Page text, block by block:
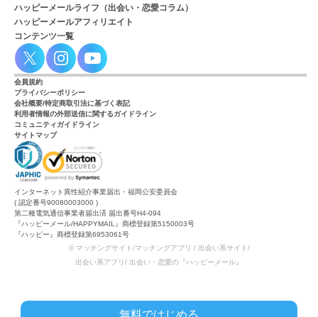
ハッピーメールライフ（出会い・恋愛コラム）
ハッピーメールアフィリエイト
コンテンツ一覧
会員規約
プライバシーポリシー
会社概要/特定商取引法に基づく表記
利用者情報の外部送信に関するガイドライン
コミュニティガイドライン
サイトマップ
インターネット異性紹介事業届出・福岡公安委員会
( 認定番号90080003000 )
第二種電気通信事業者届出済 届出番号H4-094
『ハッピーメール/HAPPYMAIL』商標登録第5150003号
『ハッピー』商標登録第6953061号
© マッチングサイト/マッチングアプリ / 出会い系サイト/
出会い系アプリ/ 出会い・恋愛の『ハッピーメール』
無料ではじめる